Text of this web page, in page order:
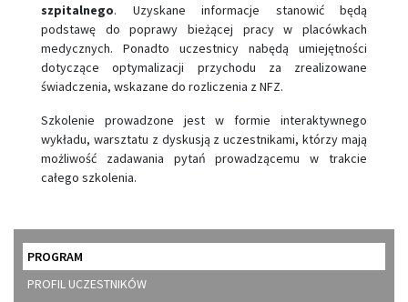
szpitalnego. Uzyskane informacje stanowić będą
podstawę do poprawy bieżącej pracy w placówkach
medycznych. Ponadto uczestnicy nabędą umiejętności
dotyczące optymalizacji przychodu za zrealizowane
świadczenia, wskazane do rozliczenia z NFZ.
Szkolenie prowadzone jest w formie interaktywnego
wykładu, warsztatu z dyskusją z uczestnikami, którzy mają
możliwość zadawania pytań prowadzącemu w trakcie
całego szkolenia.
PROGRAM
PROFIL UCZESTNIKÓW